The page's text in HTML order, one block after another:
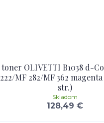
toner OLIVETTI B1038 d-
222/MF 282/MF 362
str.)
128,49 €
Skladom